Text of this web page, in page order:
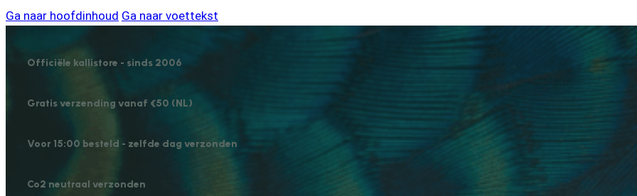
Ga naar hoofdinhoud Ga naar voettekst
Officiële kallistore - sinds 2006
Gratis verzending vanaf €50 (NL)
Voor 15:00 besteld - zelfde dag verzonden
Co2 neutraal verzonden